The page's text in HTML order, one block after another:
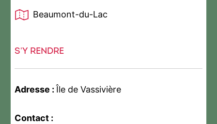
Beaumont-du-Lac
S'Y RENDRE
Adresse : Île de Vassivière
Contact :